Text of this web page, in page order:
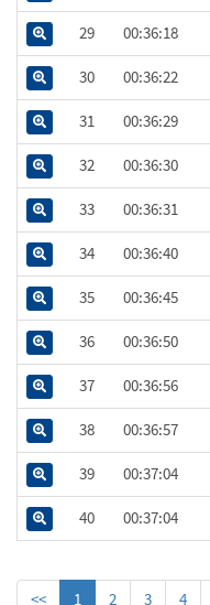
29 00:36:18
30 00:36:22
31 00:36:29
32 00:36:30
33 00:36:31
34 00:36:40
35 00:36:45
36 00:36:50
37 00:36:56
38 00:36:57
39 00:37:04
40 00:37:04
<< 1 2 3 4